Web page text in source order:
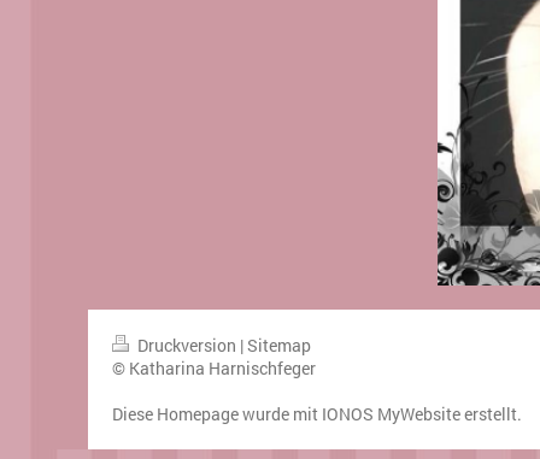
Druckversion |Sitemap
© Katharina Harnischfeger
Diese Homepage wurde mit IONOS MyWebsiteerstellt.